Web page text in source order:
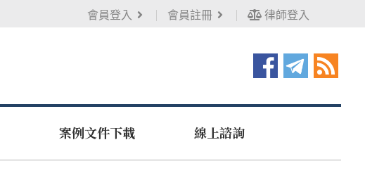
會員登入 會員註冊 律師登入
案例文件下載 線上諮詢